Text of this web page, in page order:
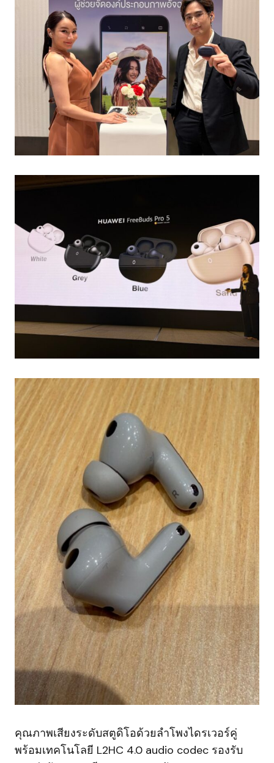
คุณภาพเสียงระดับสตูดิโอด้วยลำโพงไดรเวอร์คู่
พร้อมเทคโนโลยี L2HC 4.0 audio codec รองรับ